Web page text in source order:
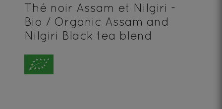
Thé noir Assam et Nilgiri -
Bio / Organic Assam and
Nilgiri Black tea blend